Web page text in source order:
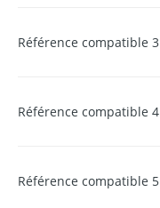
Référence compatible 3
Référence compatible 4
Référence compatible 5